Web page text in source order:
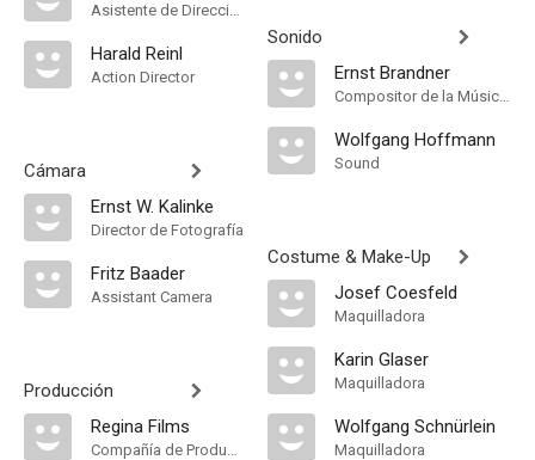
Asistente de Dirección
Harald Reinl
Action Director
Cámara
Ernst W. Kalinke
Director de Fotografía
Fritz Baader
Assistant Camera
Producción
Regina Films
Compañía de Produccion
Sonido
Ernst Brandner
Compositor de la Música Original, Música
Wolfgang Hoffmann
Sound
Costume & Make-Up
Josef Coesfeld
Maquilladora
Karin Glaser
Maquilladora
Wolfgang Schnürlein
Maquilladora